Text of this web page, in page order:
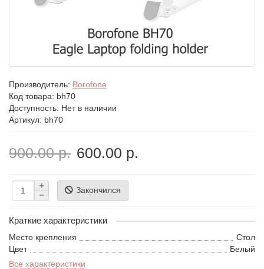
Производитель: Borofone
Код товара: bh70
Доступность: Нет в наличии
Артикул: bh70
900.00 р. 600.00 р.
Закончился
Краткие характеристики
Место крепления
Стол
Цвет
Белый
Все характеристики